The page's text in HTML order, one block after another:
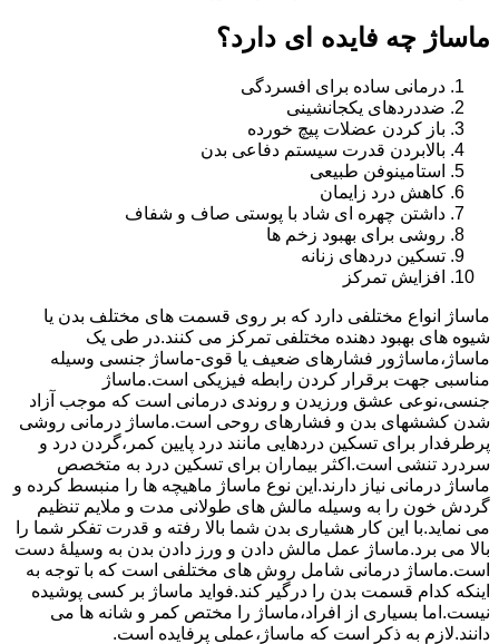
ماساژ چه فایده ای دارد؟
درمانی ساده برای افسردگی
ضددردهای یکجانشینی
باز کردن عضلات پیچ خورده
بالابردن قدرت سیستم دفاعی بدن
استامینوفن طبیعی
کاهش درد زایمان
داشتن چهره ای شاد با پوستی صاف و شفاف
روشی برای بهبود زخم ها
تسکین دردهای زنانه
افزایش تمرکز
ماساژ انواع مختلفی دارد که بر روی قسمت های مختلف بدن یا
شیوه های بهبود دهنده مختلفی تمرکز می کنند.در طی یک
ماساژ،ماساژور فشارهای ضعیف یا قوی-ماساژ جنسی وسیله
مناسبی جهت برقرار کردن رابطه فیزیکی است.ماساژ
جنسی،نوعی عشق ورزیدن و روندی درمانی است که موجب آزاد
شدن کششهای بدن و فشارهای روحی است.ماساژ درمانی روشی
پرطرفدار برای تسکین دردهایی مانند درد پایین کمر،گردن درد و
سردرد تنشی است.اکثر بیماران برای تسکین درد به متخصص
ماساژ درمانی نیاز دارند.این نوع ماساژ ماهیچه ها را منبسط کرده و
گردش خون را به وسیله مالش های طولانی مدت و ملایم تنظیم
می نماید.با این کار هشیاری بدن شما بالا رفته و قدرت تفکر شما را
بالا می برد.ماساژ عمل مالش دادن و ورز دادن بدن به وسیلۀ دست
است.ماساژ درمانی شامل روش های مختلفی است که با توجه به
اینکه کدام قسمت بدن را درگیر کند.فواید ماساژ بر کسی پوشیده
نیست.اما بسیاری از افراد،ماساژ را مختص کمر و شانه ها می
دانند.لازم به ذکر است که ماساژ،عملی پرفایده است.